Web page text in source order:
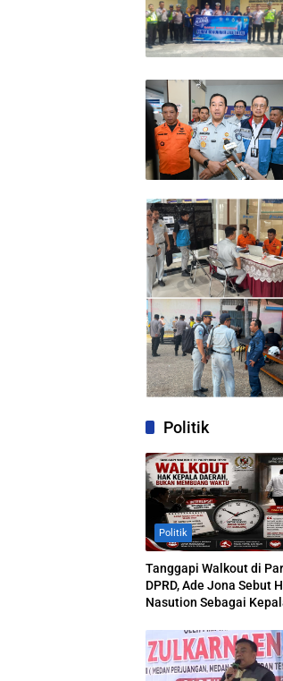
Politik
Politik
Tanggapi Walkout di
DPRD, Ade Jona Sebut
Nasution Sebagai